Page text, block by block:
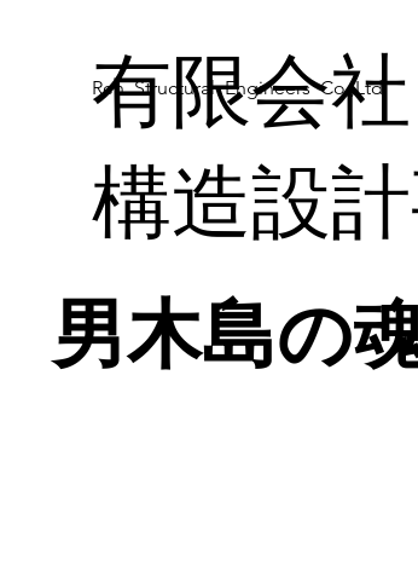
有限会
構造設
Ren Structural Engineers Co.,Ltd.
男木島の